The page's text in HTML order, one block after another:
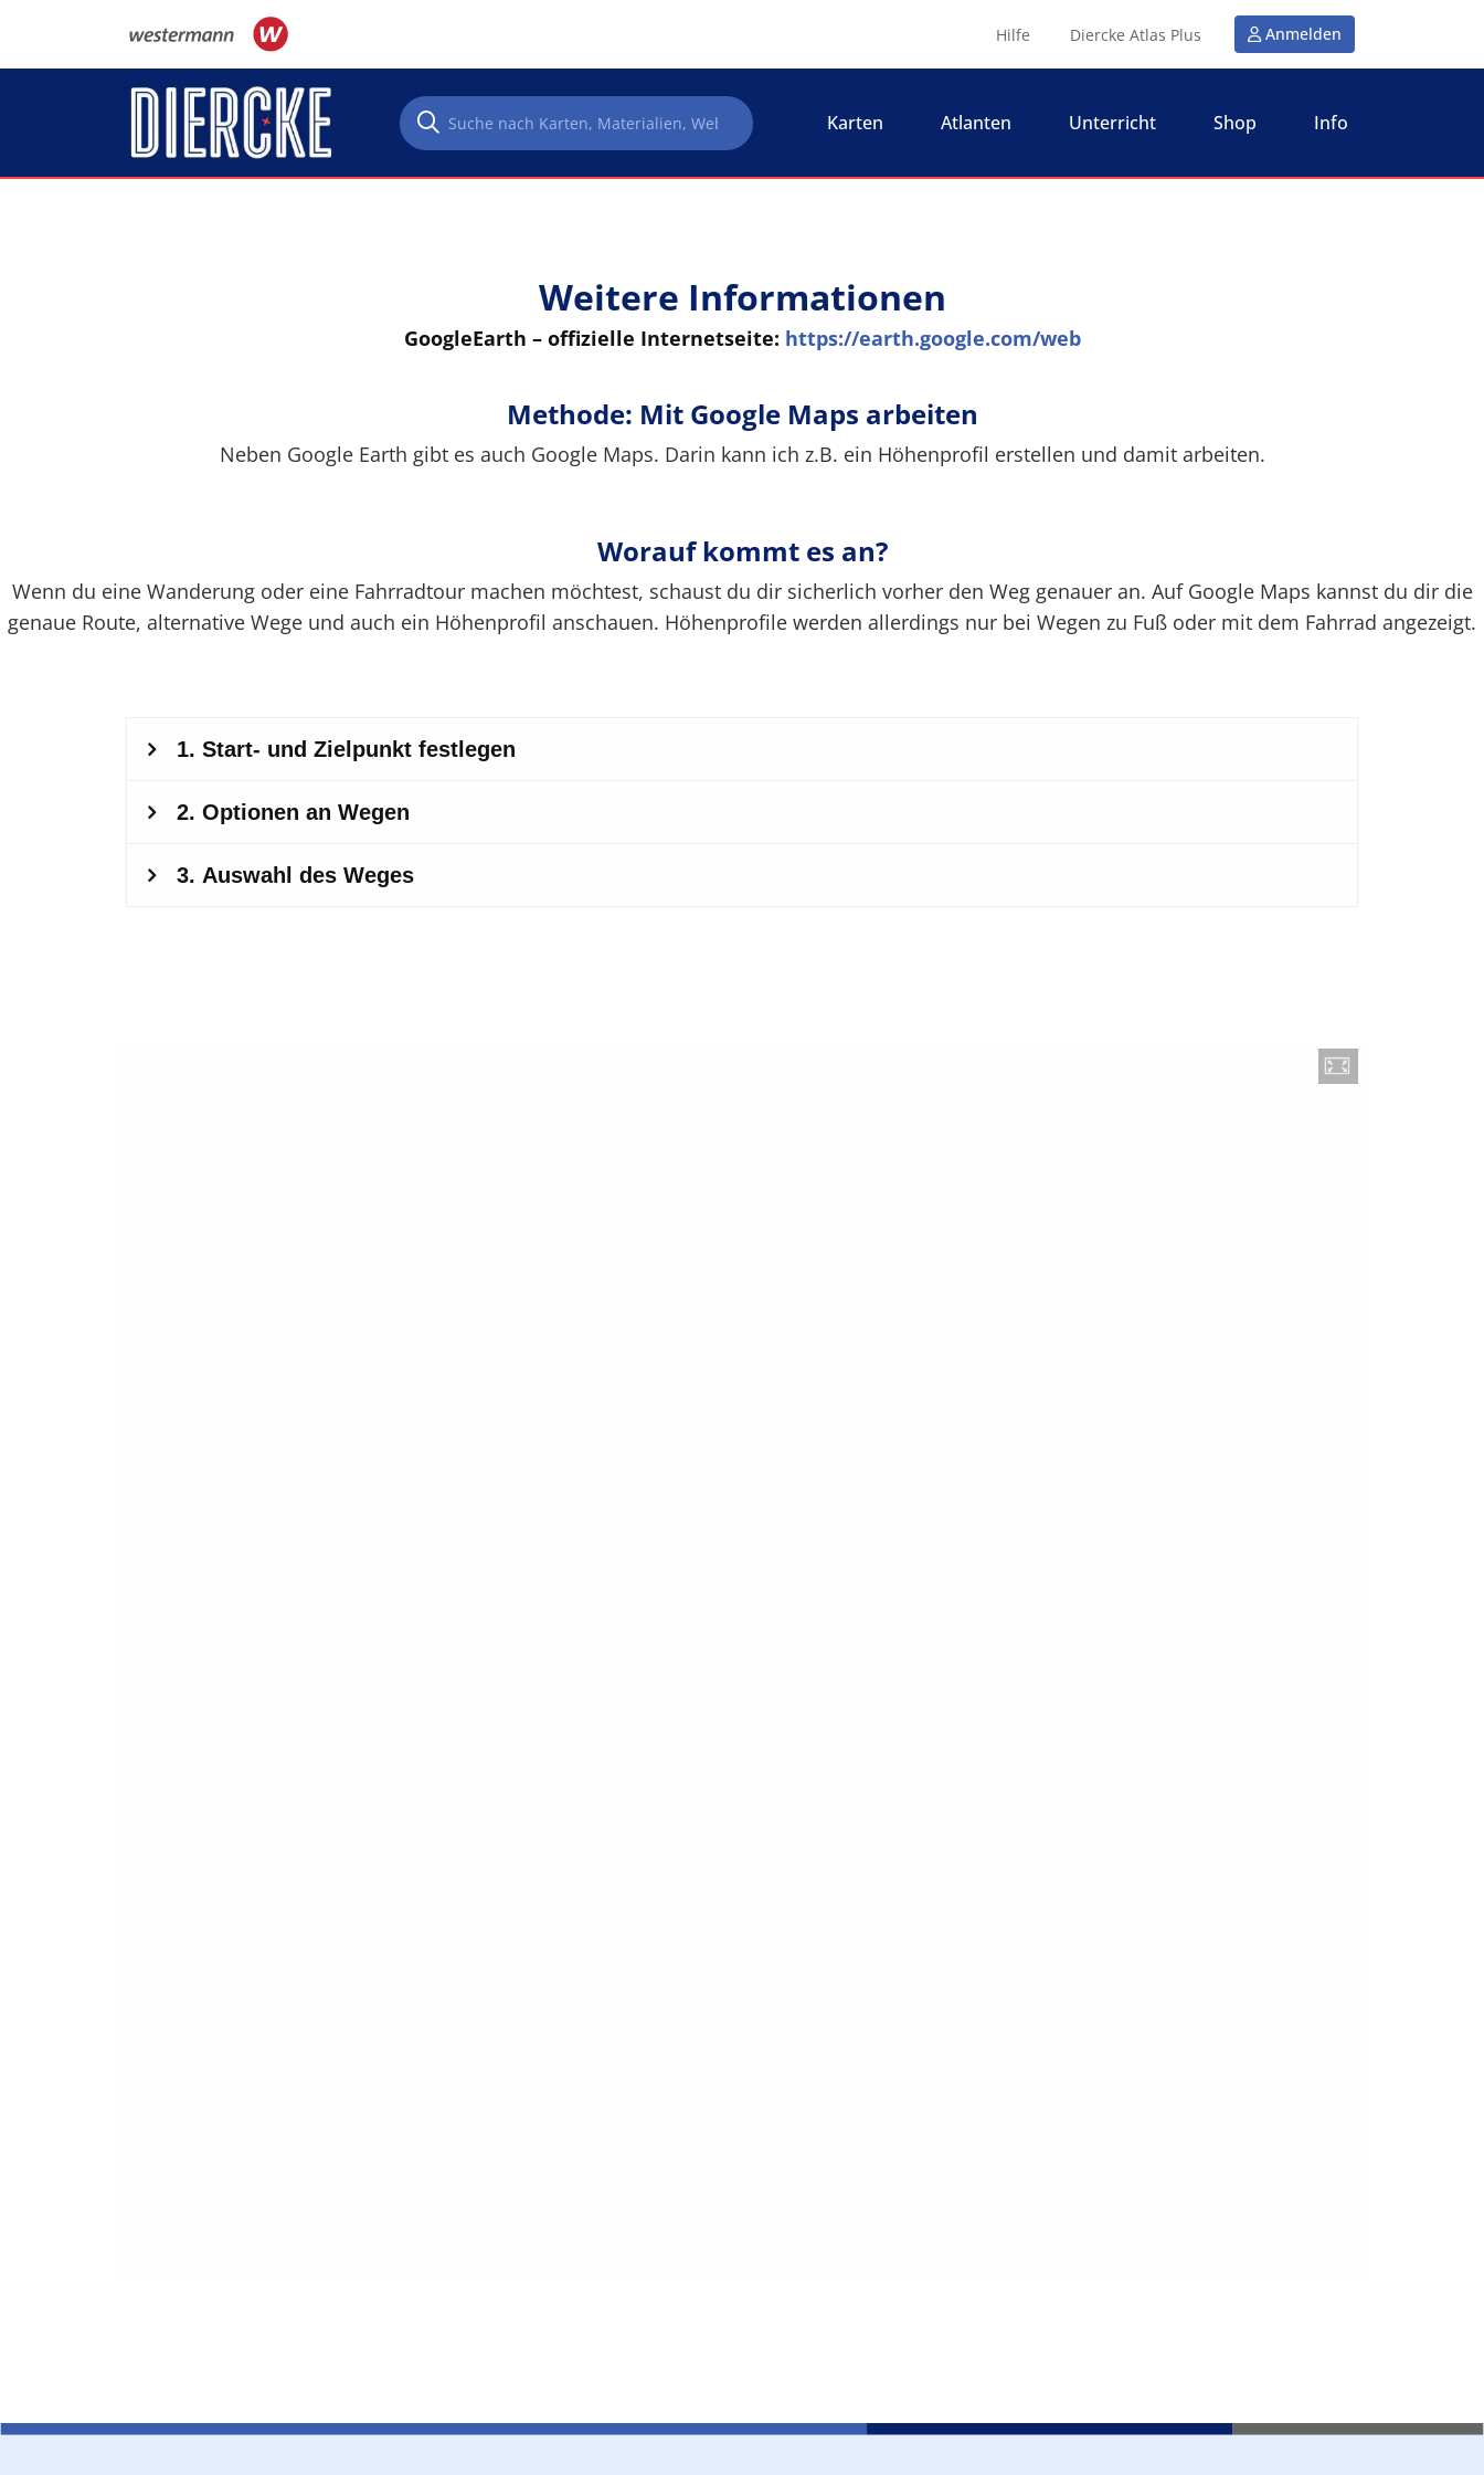
Hilfe Diercke Atlas Plus Anmelden
Karten Atlanten Unterricht Shop Info
Weitere Informationen
GoogleEarth – offizielle Internetseite: https://earth.google.com/web
Methode: Mit Google Maps arbeiten
Neben Google Earth gibt es auch Google Maps. Darin kann ich z.B. ein Höhenprofil erstellen und damit arbeiten.
Worauf kommt es an?
Wenn du eine Wanderung oder eine Fahrradtour machen möchtest, schaust du dir sicherlich vorher den Weg genauer an. Auf Google Maps kannst du dir die
genaue Route, alternative Wege und auch ein Höhenprofil anschauen. Höhenprofile werden allerdings nur bei Wegen zu Fuß oder mit dem Fahrrad angezeigt.